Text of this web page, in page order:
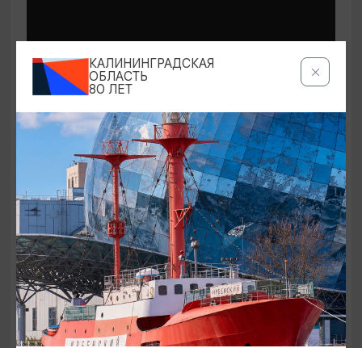
СПЕКТАКЛИ
Пролетая над гнездом кукушки
20.09.2026 18:00
Калининград, Калининградский областной
драматический театр
ОТ 900₽
КАЛИНИНГРАДСКАЯ
ОБЛАСТЬ
80 ЛЕТ